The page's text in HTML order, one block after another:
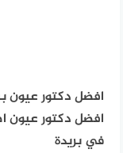
افضل دكتور عيون
افضل دكتور عيون
في بريدة